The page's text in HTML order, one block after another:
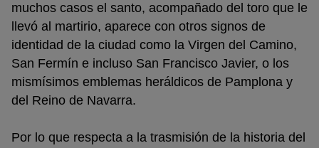
muchos casos el santo, acompañado del toro que le
llevó al martirio, aparece con otros signos de
identidad de la ciudad como la Virgen del Camino,
San Fermín e incluso San Francisco Javier, o los
mismísimos emblemas heráldicos de Pamplona y
del Reino de Navarra.
Por lo que respecta a la trasmisión de la historia del